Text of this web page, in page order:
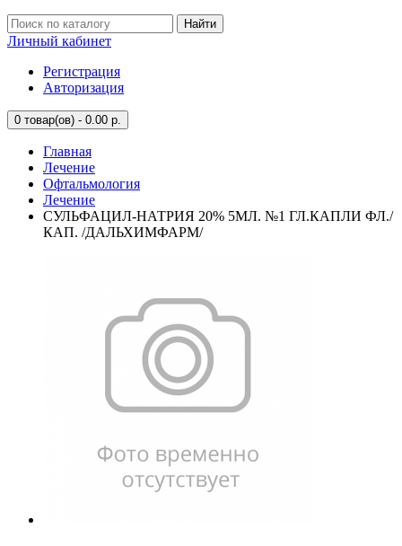
Найти
Личный кабинет
Регистрация
Авторизация
0 товар(ов) - 0.00 р.
Главная
Лечение
Офтальмология
Лечение
СУЛЬФАЦИЛ-НАТРИЯ 20% 5МЛ. №1 ГЛ.КАПЛИ ФЛ./
КАП. /ДАЛЬХИМФАРМ/